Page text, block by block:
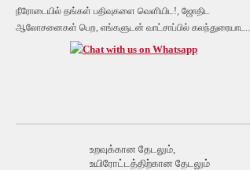
நீரோடையில் தங்கள் பதிவுகளை வெளியிட!, ஜோதிட
ஆலோசனைகள் பெற, எங்களுடன் வாட்சாப்பில் கலந்துரையாட..
உறவுக்கான தேடலும்,
உயிரோட்டத்திற்கான தேடலும்